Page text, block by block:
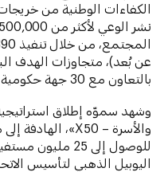
الكفاءات الوطنية من
بالتعاون مع 30 جهة حكومية وخاصة ومجتمعية في الدولة.
وشهد سموّه إطلاق
للوصول إلى 25
اليوبيل الذهبي لتأسيس